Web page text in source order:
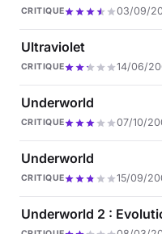
CRITIQUE 03/09/
Ultraviolet
CRITIQUE 14/06/
Underworld
CRITIQUE 07/10/
Underworld
CRITIQUE 15/09/
Underworld 2 :